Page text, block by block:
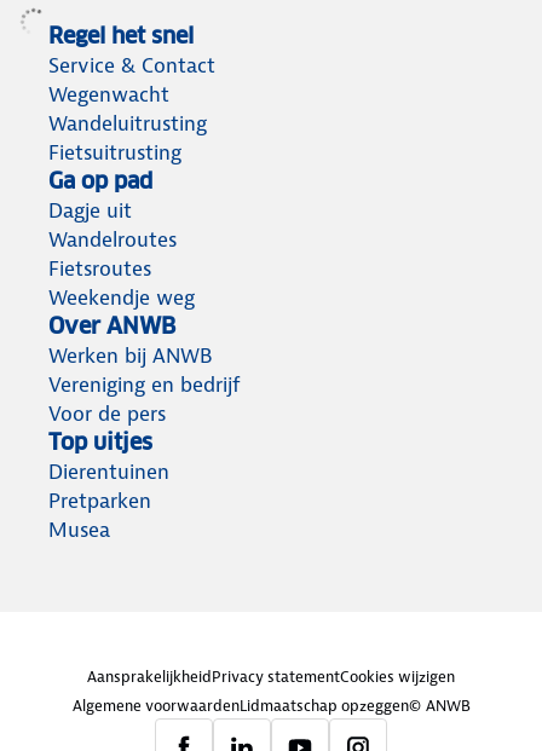
Regel het snel
Service & Contact
Wegenwacht
Wandeluitrusting
Fietsuitrusting
Ga op pad
Dagje uit
Wandelroutes
Fietsroutes
Weekendje weg
Over ANWB
Werken bij ANWB
Vereniging en bedrijf
Voor de pers
Top uitjes
Dierentuinen
Pretparken
Musea
AansprakelijkheidPrivacy statementCookies wijzigen
Algemene voorwaardenLidmaatschap opzeggen© ANWB